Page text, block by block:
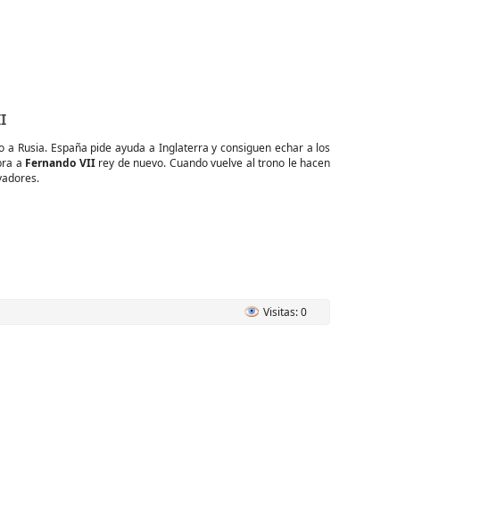
Rusia. España pide ayuda a Inglaterra y consiguen echar a los
a Fernando VIIrey de nuevo. Cuando vuelve al trono le hacen
Visitas: 0